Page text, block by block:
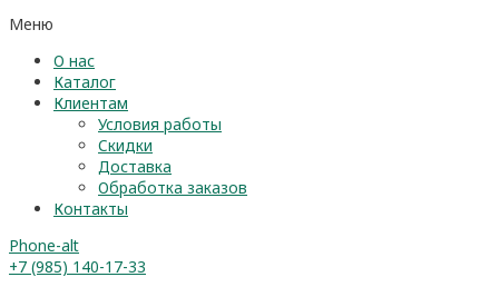
Меню
О нас
Каталог
Клиентам
Условия работы
Скидки
Доставка
Обработка заказов
Контакты
Phone-alt
+7 (985) 140-17-33